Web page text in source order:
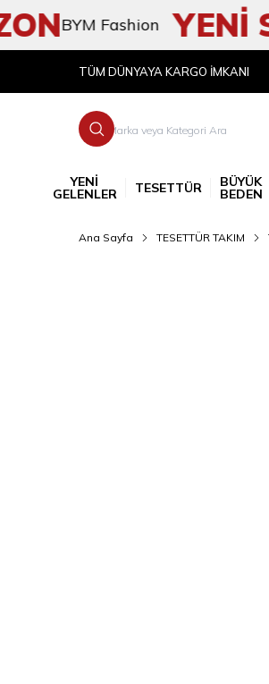
BYM Fashion YENİ
TÜM DÜNYAYA KARGO İMKANI
YENİ
GELENLER TESETTÜR BÜYÜK
BEDEN
Ana Sayfa TESETTÜR TAKIM